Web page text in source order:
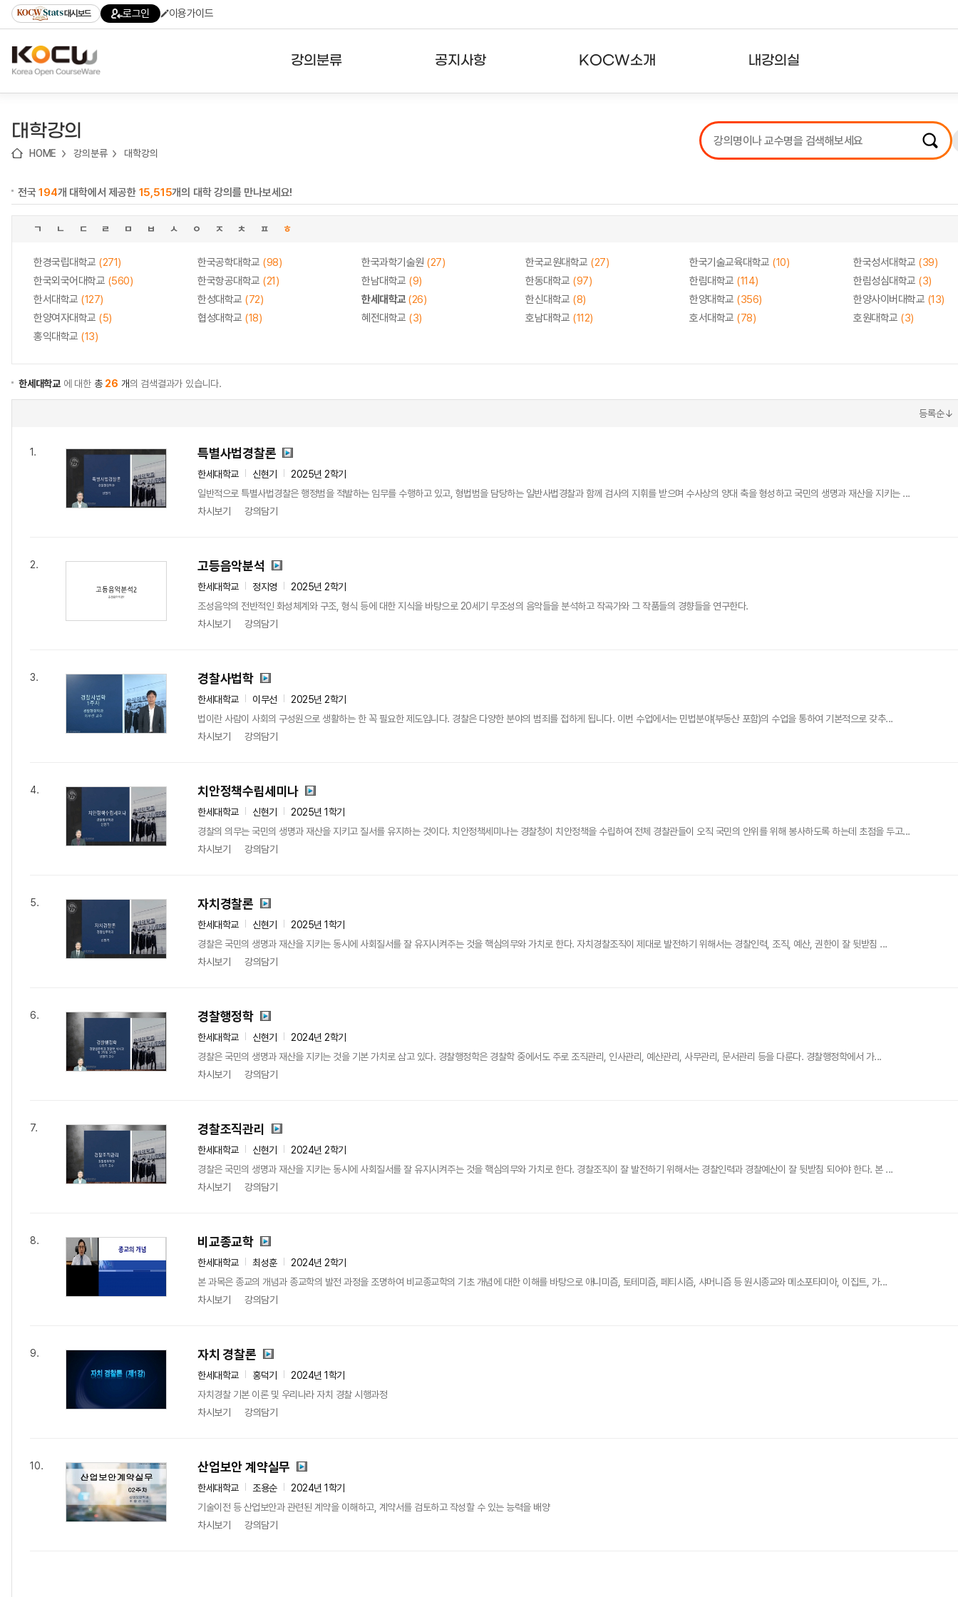
기
기
기
content)
가
대시보드 로그인 이용가이드
강의분류 공지사항 KOCW소개 내강의실
강의리스트
수강확인증강의
대학강의
HOME 강의분류 대학강의
전국194개 대학에서 제공한 15,515개의 대학 강의를 만나보세요!
ㄱ ㄴ ㄷ ㄹ ㅁ ㅂ ㅅ ㅇ ㅈ ㅊ ㅍ ㅎ
한경국립대학교 (271) 한국공학대학교 (98) 한국과학기술원 (27) 한국교원대학교 (27) 한국기술교육대학교 (10) 한국성서대학교 (39)
한국외국어대학교 (560) 한국항공대학교 (21) 한남대학교 (9) 한동대학교 (97) 한림대학교 (114) 한림성심대학교 (3)
한서대학교 (127) 한성대학교 (72) 한세대학교(26) 한신대학교 (8) 한양대학교 (356) 한양사이버대학교 (13)
한양여자대학교 (5) 협성대학교 (18) 혜전대학교 (3) 호남대학교 (112) 호서대학교 (78) 호원대학교 (3)
홍익대학교 (13)
한세대학교 에 대한 총 26 개의 검색결과가 있습니다.
등록순↓
1. 특별사법경찰론
한세대학교 신현기
2025년 2학기
일반적으로 특별사법경찰은 행정범을 적발하는 임무를 수행하고 있고, 형법범을 담당하는 일반사법경찰과 함께 검사의 지휘를 받으며 수사상의 양대 축을 형성하고 국민의 생명과 재산을 지키는 ...
차시보기
강의담기
2. 고등음악분석
한세대학교 정지영
2025년 2학기
조성음악의 전반적인 화성체계와 구조, 형식 등에 대한 지식을 바탕으로 20세기 무조성의 음악들을 분석하고 작곡가와 그 작품들의 경향들을 연구한다.
차시보기
강의담기
3. 경찰사법학
한세대학교 이무선
2025년 2학기
법이란 사람이 사회의 구성원으로 생활하는 한 꼭 필요한 제도입니다. 경찰은 다양한 분야의 범죄를 접하게 됩니다. 이번 수업에서는 민법분야(부동산 포함)의 수업을 통하여 기본적으로 갖추...
차시보기
강의담기
4. 치안정책수립세미나
한세대학교 신현기
2025년 1학기
경찰의 의무는 국민의 생명과 재산을 지키고 질서를 유지하는 것이다. 치안정책세미나는 경찰청이 치안정책을 수립하여 전체 경찰관들이 오직 국민의 안위를 위해 봉사하도록 하는데 초점을 두고...
차시보기
강의담기
5. 자치경찰론
한세대학교 신현기
2025년 1학기
경찰은 국민의 생명과 재산을 지키는 동시에 사회질서를 잘 유지시켜주는 것을 핵심의무와 가치로 한다. 자치경찰조직이 제대로 발전하기 위해서는 경찰인력, 조직, 예산, 권한이 잘 뒷받침 ...
차시보기
강의담기
6. 경찰행정학
한세대학교 신현기
2024년 2학기
경찰은 국민의 생명과 재산을 지키는 것을 기본 가치로 삼고 있다. 경찰행정학은 경찰학 중에서도 주로 조직관리, 인사관리, 예산관리, 사무관리, 문서관리 등을 다룬다. 경찰행정학에서 가...
차시보기
강의담기
7. 경찰조직관리
한세대학교 신현기
2024년 2학기
경찰은 국민의 생명과 재산을 지키는 동시에 사회질서를 잘 유지시켜주는 것을 핵심의무와 가치로 한다. 경찰조직이 잘 발전하기 위해서는 경찰인력과 경찰예산이 잘 뒷받침 되어야 한다. 본 ...
차시보기
강의담기
8. 비교종교학
한세대학교 최성훈
2024년 2학기
본 과목은 종교의 개념과 종교학의 발전 과정을 조명하여 비교종교학의 기초 개념에 대한 이해를 바탕으로 애니미즘, 토테미즘, 페티시즘, 샤머니즘 등 원시종교와 메소포타미아, 이집트, 가...
차시보기
강의담기
9. 자치 경찰론
한세대학교 홍덕기
2024년 1학기
자치경찰 기본 이론 및 우리나라 자치 경찰 시행과정
차시보기
강의담기
10. 산업보안 계약실무
한세대학교 조용순
2024년 1학기
기술이전 등 산업보안과 관련된 계약을 이해하고, 계약서를 검토하고 작성할 수 있는 능력을 배양
차시보기
강의담기